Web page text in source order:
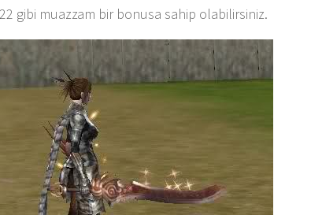
gibi muazzam bir bonusa sahip olabilirsiniz.